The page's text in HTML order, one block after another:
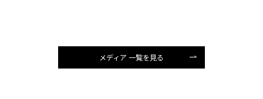
メディア 一覧を見る